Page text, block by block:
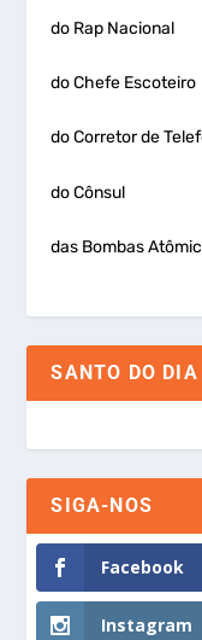
do Rap Nacional
do Chefe Escoteiro
do Corretor de
do Cônsul
das Bombas
SANTO DO DIA
SIGA-NOS
Facebook
Instagram